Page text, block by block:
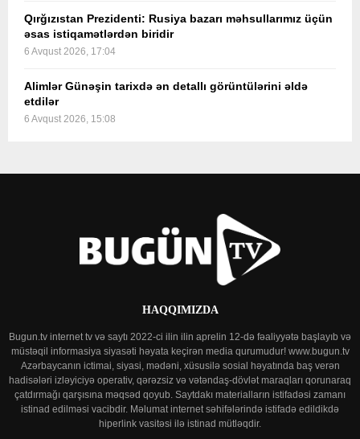
Qırğızıstan Prezidenti: Rusiya bazarı məhsullarımız üçün
əsas istiqamətlərdən biridir
6 Avqust 2026, 17:04
Alimlər Günəşin tarixdə ən detallı görüntülərini əldə
etdilər
6 Avqust 2026, 15:08
HAQQIMIZDA
Bugun.tv internet tv və saytı 2022-ci ilin ilin aprelin 12-də fəaliyyətə başlayıb və
müstəqil informasiya siyasəti həyata keçirən media qurumudur! www.bugun.tv
Azərbaycanın ictimai, siyasi, mədəni, xüsusilə sosial həyatında baş verən
hadisələri izləyiciyə operativ, qərəzsiz və vətəndaş-dövlət maraqları qorunaraq
çatdırmağı qarşısına məqsəd qoyub. Saytdakı materialların istifadəsi zamanı
istinad edilməsi vacibdir. Məlumat internet səhifələrində istifadə edildikdə
hiperlink vasitəsi ilə istinad mütləqdir.